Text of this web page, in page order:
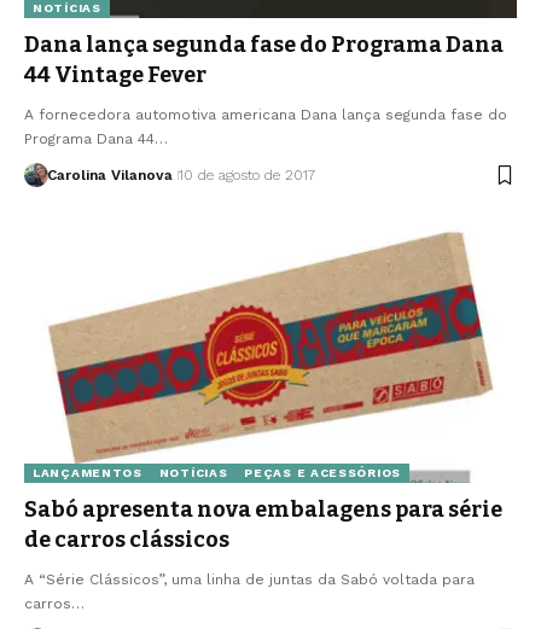
NOTÍCIAS
Dana lança segunda fase do Programa Dana
44 Vintage Fever
A fornecedora automotiva americana Dana lança segunda fase do
Programa Dana 44…
Carolina Vilanova 10 de agosto de 2017
LANÇAMENTOS NOTÍCIAS PEÇAS E ACESSÓRIOS
Sabó apresenta nova embalagens para série
de carros clássicos
A “Série Clássicos”, uma linha de juntas da Sabó voltada para
carros…